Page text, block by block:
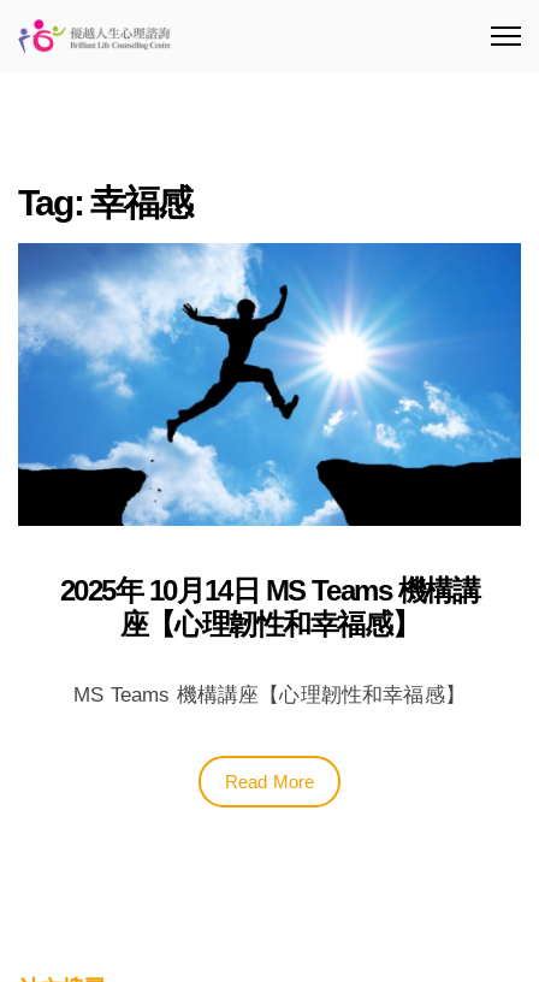
Tag:幸福感
2025年 10月14日 MS Teams 機構講
座【心理韌性和幸福感】
MS Teams 機構講座【心理韌性和幸福感】
Read More